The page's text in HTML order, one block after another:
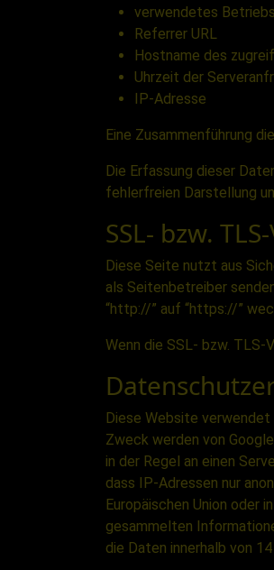
verwendetes
Referrer URL
Hostname des
Uhrzeit der
IP-Adresse
Eine Zusammenführung
Die Erfassung dieser
fehlerfreien Darstellung
SSL- bzw.
Diese Seite nutzt aus
als Seitenbetreiber
“http://” auf “https://”
Wenn die SSL- bzw.
Diese Website verwendet
Zweck werden von
in der Regel an einen
dass IP-Adressen nur
Europäischen Union oder
gesammelten
die Daten innerhalb von